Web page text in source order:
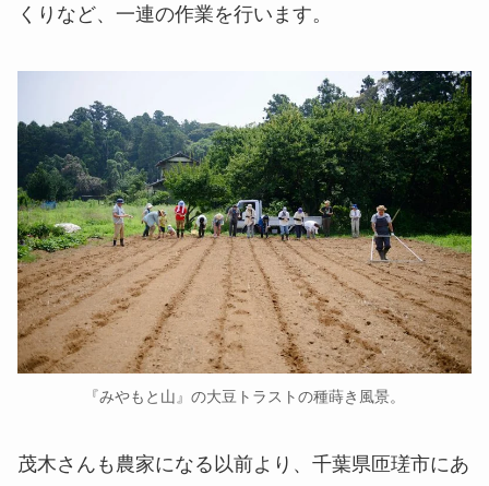
くりなど、一連の作業を行います。
『みやもと山』の大豆トラストの種蒔き風景。
茂木さんも農家になる以前より、千葉県匝瑳市にあ